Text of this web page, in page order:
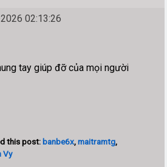
02:13:26
tay giúp đỡ của mọi người
this post: banbe6x,maitramtg,
Vy